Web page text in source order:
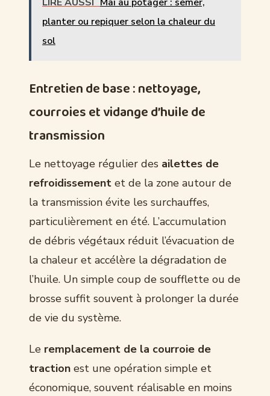
LIRE AUSSI Mai au potager : semer,
planter ou repiquer selon la chaleur du
sol
Entretien de base : nettoyage,
courroies et vidange d’huile de
transmission
Le nettoyage régulier des ailettes de
refroidissement et de la zone autour de
la transmission évite les surchauffes,
particulièrement en été. L’accumulation
de débris végétaux réduit l’évacuation de
la chaleur et accélère la dégradation de
l’huile. Un simple coup de soufflette ou de
brosse suffit souvent à prolonger la durée
de vie du système.
Le remplacement de la courroie de
traction est une opération simple et
économique, souvent réalisable en moins